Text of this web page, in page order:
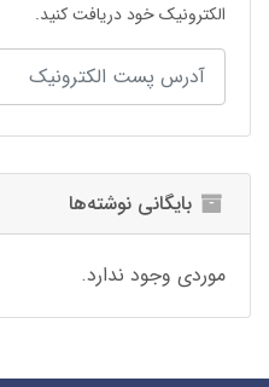
الکترونیک خود دریافت کنید.
بایگانی نوشته‌ها
موردی وجود ندارد.